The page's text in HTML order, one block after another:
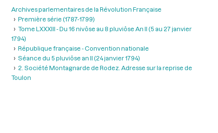
Archives parlementaires de la Révolution Française
Première série (1787-1799)
Tome LXXXIII - Du 16 nivôse au 8 pluviôse An II (5 au 27 janvier
1794)
République française - Convention nationale
Séance du 5 pluviôse an II (24 janvier 1794)
2. Société Montagnarde de Rodez. Adresse sur la reprise de
Toulon